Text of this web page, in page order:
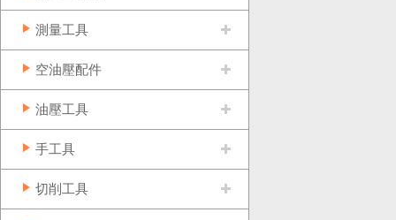
測量工具
空油壓配件
油壓工具
手工具
切削工具